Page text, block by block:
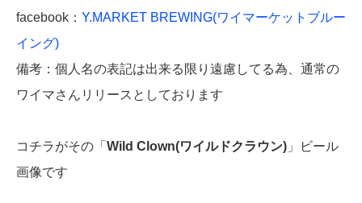
facebook： Y.MARKET BREWING(ワイマーケットブルー
イング)
備考：個人名の表記は出来る限り遠慮してる為、通常の
ワイマさんリリースとしております
コチラがその「 Wild Clown(ワイルドクラウン) 」ビール
画像です